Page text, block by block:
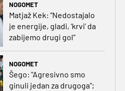
razlike”
NOGOMET
Matjaž Kek: “Nedostajalo
je energije, gladi, ‘krvi’ da
zabijemo drugi gol”
NOGOMET
Šego: "Agresivno smo
ginuli jedan za drugoga";